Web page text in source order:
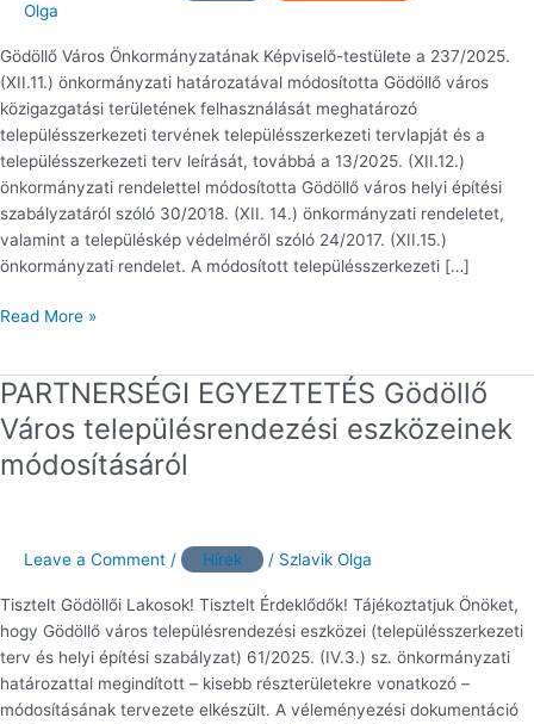
Olga
Gödöllő Város Önkormányzatának Képviselő-testülete a 237/2025.
(XII.11.) önkormányzati határozatával módosította Gödöllő város
közigazgatási területének felhasználását meghatározó
településszerkezeti tervének településszerkezeti tervlapját és a
településszerkezeti terv leírását, továbbá a 13/2025. (XII.12.)
önkormányzati rendelettel módosította Gödöllő város helyi építési
szabályzatáról szóló 30/2018. (XII. 14.) önkormányzati rendeletet,
valamint a településkép védelméről szóló 24/2017. (XII.15.)
önkormányzati rendelet. A módosított településszerkezeti […]
Read More »
PARTNERSÉGI EGYEZTETÉS Gödöllő
Város településrendezési eszközeinek
módosításáról
Leave a Comment / Hírek / Szlavik Olga
Tisztelt Gödöllői Lakosok! Tisztelt Érdeklődők! Tájékoztatjuk Önöket,
hogy Gödöllő város településrendezési eszközei (településszerkezeti
terv és helyi építési szabályzat) 61/2025. (IV.3.) sz. önkormányzati
határozattal megindított – kisebb részterületekre vonatkozó –
módosításának tervezete elkészült. A véleményezési dokumentáció
PARTNERSÉGI
EGYEZTETÉS
Gödöllő
Város